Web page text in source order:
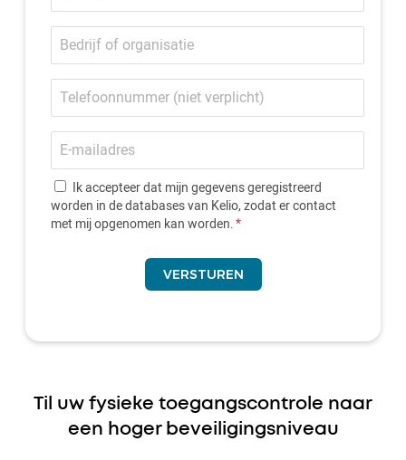
Bedrijf
of
organisatie
Telefoonnummer
E-
mailadres
Ik accepteer dat mijn gegevens geregistreerd
worden in de databases van Kelio, zodat er contact
met mij opgenomen kan worden.
Til uw fysieke toegangscontrole naar
een hoger beveiligingsniveau